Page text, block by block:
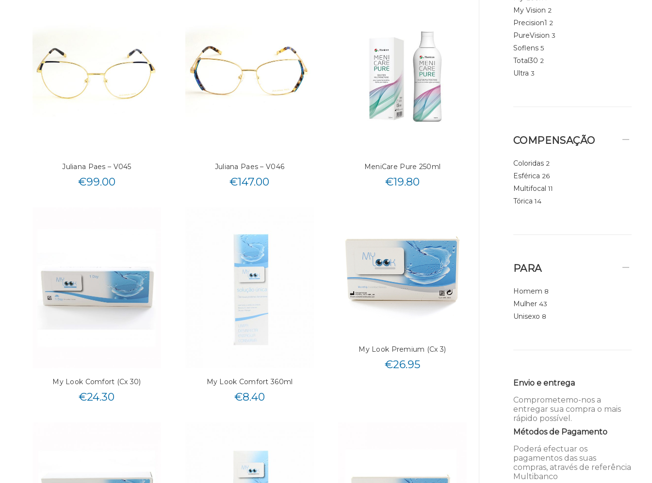
Juliana Paes – V045
€99.00
Juliana Paes – V046
€147.00
MeniCare Pure 250ml
€19.80
My Look Comfort (Cx 30)
€24.30
My Look Comfort 360ml
€8.40
My Look Premium (Cx 3)
€26.95
My Vision 2
Precision1 2
PureVision 3
Soflens 5
Total30 2
Ultra 3
COMPENSAÇÃO
Coloridas 2
Esférica 26
Multifocal 11
Tórica 14
PARA
Homem 8
Mulher 43
Unisexo 8
Envio e entrega
Comprometemo-nos a
entregar sua compra o mais
rápido possível.
Métodos de Pagamento
Poderá efectuar os
pagamentos das suas
compras, através de referência
Multibanco